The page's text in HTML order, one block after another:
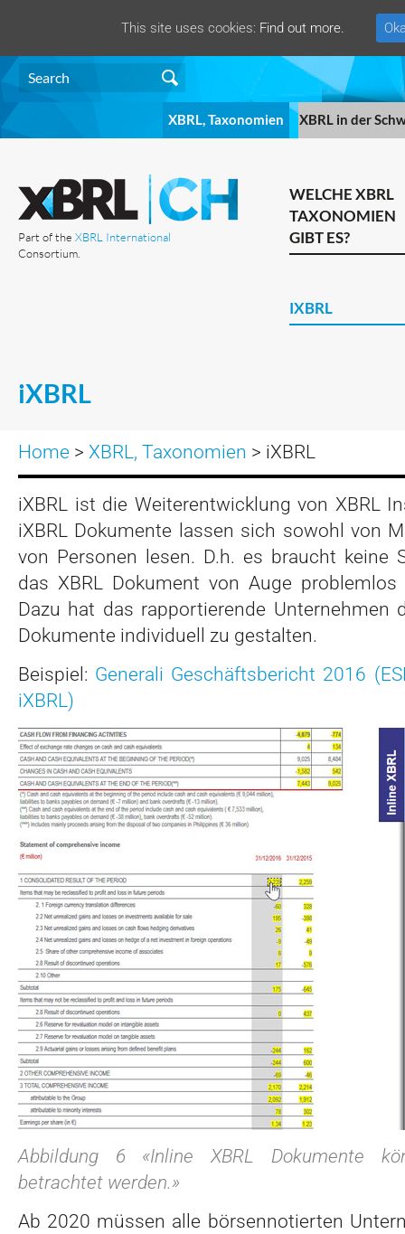
XBRL, Taxonomien XBRL in der
Part of the XBRL International
Consortium.
WELCHE XBRL
TAXONOMIEN
GIBT ES?
IXBRL
iXBRL
Home > XBRL, Taxonomien > iXBRL
iXBRL ist die Weiterentwicklung von XBRL
iXBRL Dokumente lassen sich sowohl von
von Personen lesen. D.h. es braucht keine
das XBRL Dokument von Auge
Dazu hat das rapportierende Unternehmen
Dokumente individuell zu gestalten.
Beispiel: Generali Geschäftsbericht 2016
iXBRL)
Abbildung 6 «Inline XBRL Dokumente
betrachtet werden.»
Ab 2020 müssen alle börsennotierten
This site uses cookies: Find out more.